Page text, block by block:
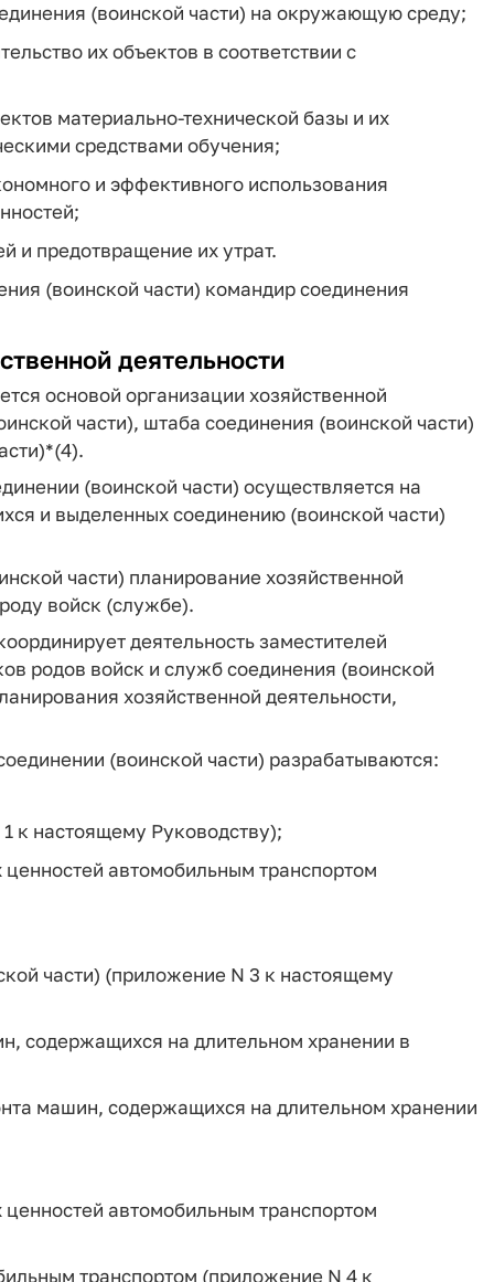
(воинской части) на окружающую среду;
их объектов в соответствии с
материально-технической базы и их
средствами обучения;
и эффективного использования
и предотвращение их утрат.
(воинской части) командир соединения
деятельности
основой организации хозяйственной
части), штаба соединения (воинской части)
(воинской части) осуществляется на
и выделенных соединению (воинской части)
части) планирование хозяйственной
войск (службе).
деятельность заместителей
родов войск и служб соединения (воинской
хозяйственной деятельности,
(воинской части) разрабатываются:
к настоящему Руководству);
автомобильным транспортом
части) (приложение N 3 к настоящему
содержащихся на длительном хранении в
машин, содержащихся на длительном хранении
автомобильным транспортом
транспортом (приложение N 4 к